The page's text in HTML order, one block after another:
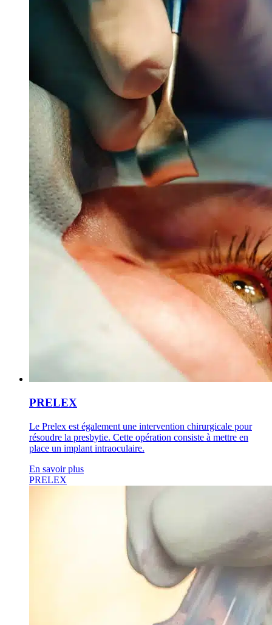
PRELEX
Le Prelex est également une intervention chirurgicale pour
résoudre la presbytie. Cette opération consiste à mettre en
place un implant intraoculaire.
En savoir plus
PRELEX